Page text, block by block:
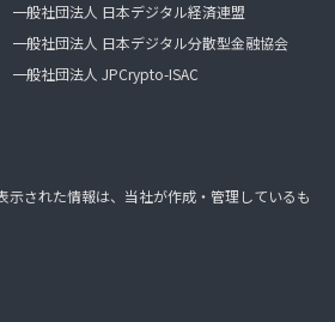
一般社団法人 日本デジタル経済連盟
一般社団法人 日本デジタル分散型金融協会
一般社団法人 JPCrypto-ISAC
示された情報は、当社が作成・管理しているも